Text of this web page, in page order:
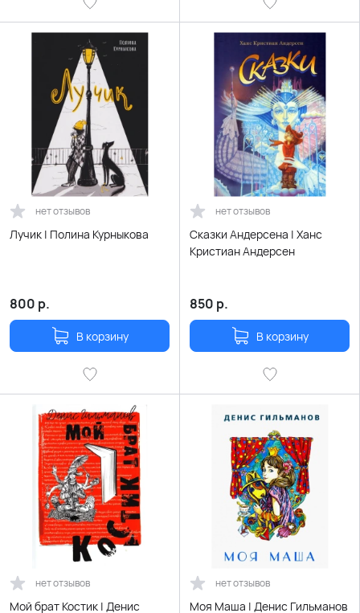
нет отзывов
Лучик | Полина Курныкова
800 р.
В корзину
нет отзывов
Сказки Андерсена | Ханс
Кристиан Андерсен
850 р.
В корзину
нет отзывов
Мой брат Костик | Денис
нет отзывов
Моя Маша | Денис Гильманов